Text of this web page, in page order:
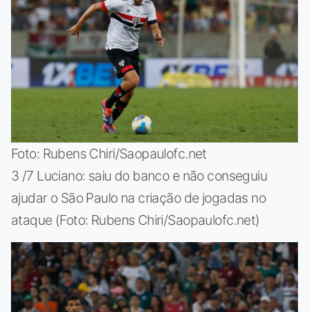
Foto: Rubens Chiri/Saopaulofc.net
3 /7 Luciano: saiu do banco e não conseguiu
ajudar o São Paulo na criação de jogadas no
ataque (Foto: Rubens Chiri/Saopaulofc.net)